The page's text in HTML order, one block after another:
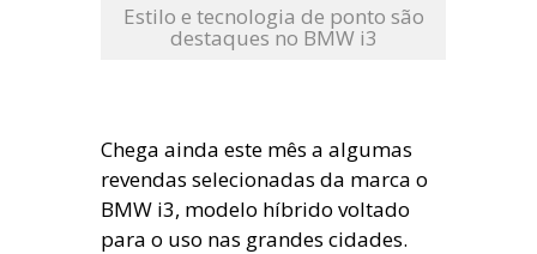
Estilo e tecnologia de ponto são
destaques no BMW i3
Chega ainda este mês a algumas
revendas selecionadas da marca o
BMW i3, modelo híbrido voltado
para o uso nas grandes cidades.